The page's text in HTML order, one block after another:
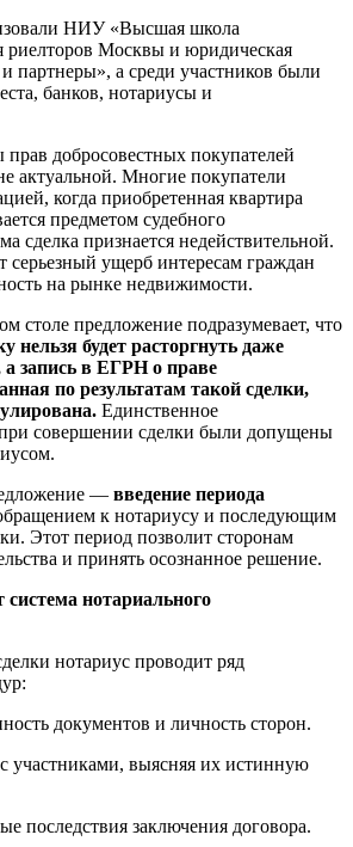
НИУ «Высшая школа
риелторов Москвы и юридическая
партнеры», а среди участников были
банков, нотариусы и
добросовестных покупателей
актуальной. Многие покупатели
когда приобретенная квартира
предметом судебного
сделка признается недействительной.
серьезный ущерб интересам граждан
на рынке недвижимости.
столе предложение подразумевает, что
нельзя будет расторгнуть даже
а запись в ЕГРН о праве
по результатам такой сделки,
Единственное
совершении сделки были допущены
— введение периода
к нотариусу и последующим
Этот период позволит сторонам
и принять осознанное решение.
система нотариального
нотариус проводит ряд
документов и личность сторон.
участниками, выясняя их истинную
последствия заключения договора.